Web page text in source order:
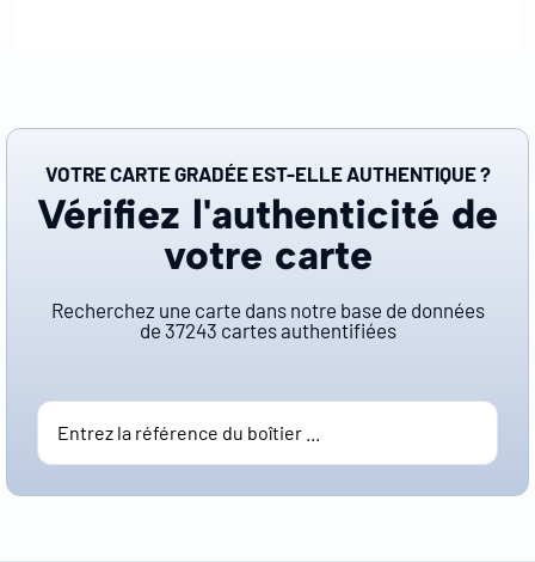
VOTRE CARTE GRADÉE EST-ELLE AUTHENTIQUE ?
Vérifiez l'authenticité de
votre carte
Recherchez une carte dans notre base de données
de 37243 cartes authentifiées